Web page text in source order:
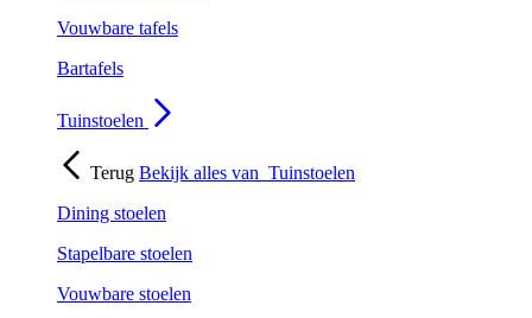
Vouwbare tafels
Bartafels
Tuinstoelen
Terug Bekijk alles van Tuinstoelen
Dining stoelen
Stapelbare stoelen
Vouwbare stoelen